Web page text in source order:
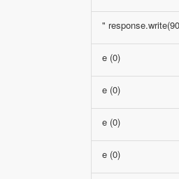
e (0)
e (0)
e (0)
e (0)